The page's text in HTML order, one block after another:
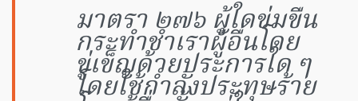
มาตรา ๒๗๖ ผู้ใดข่มขืน
กระทำชำเราผู้อื่นโดย
ขู่เข็ญด้วยประการใด ๆ
โดยใช้กำลังประทุษร้าย